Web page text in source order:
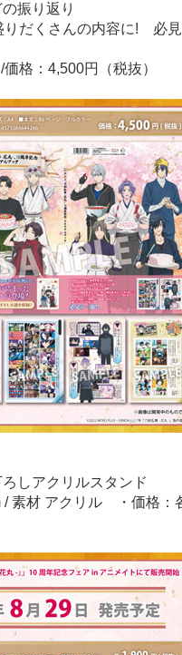
振り返り
だくさんの内容に! 必
格：4,500円（税抜）
しアクリルスタンド
/ 素材 アクリル ・価格：